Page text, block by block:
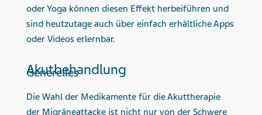
oder Yoga können diesen Effekt herbeiführen und
sind heutzutage auch über einfach erhältliche Apps
oder Videos erlernbar.
Akutbehandlung
Generelles
Die Wahl der Medikamente für die Akuttherapie
der Migräneattacke ist nicht nur von der Schwere